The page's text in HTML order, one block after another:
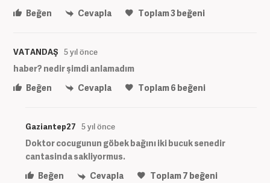
Beğen
Cevapla Toplam3beğeni
VATANDAŞ 5 yıl önce
haber? nedir şimdi anlamadım
Beğen
Cevapla Toplam6 beğeni
Gaziantep27 5 yıl önce
Doktor cocugunun göbek bağını iki bucuk senedir
cantasinda sakliyormus.
Beğen
Cevapla Toplam7 beğeni